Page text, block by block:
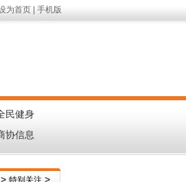
为首页 手机版
民健身
协信息
> 特别关注 >